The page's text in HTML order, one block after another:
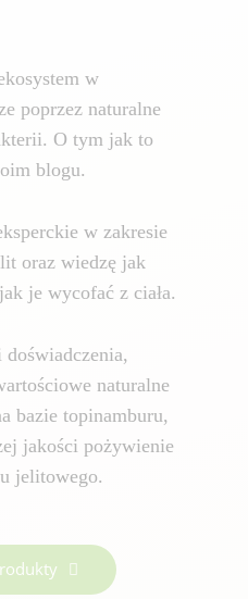
w
poprzez naturalne
O tym jak to
blogu.
w zakresie
oraz wiedzę jak
je wycofać z ciała.
naturalne
bazie topinamburu,
jakości pożywienie
jelitowego.